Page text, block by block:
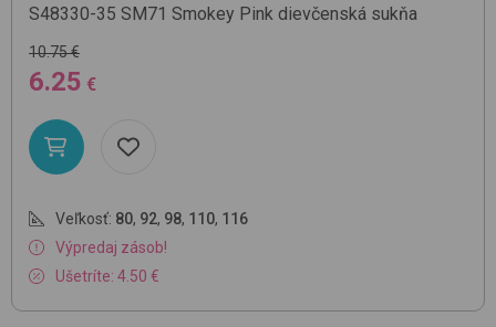
S48330-35 SM71 Smokey Pink dievčenská sukňa
10.75 €
6.25 €
Veľkosť: 80, 92, 98, 110, 116
Výpredaj zásob!
Ušetríte: 4.50 €